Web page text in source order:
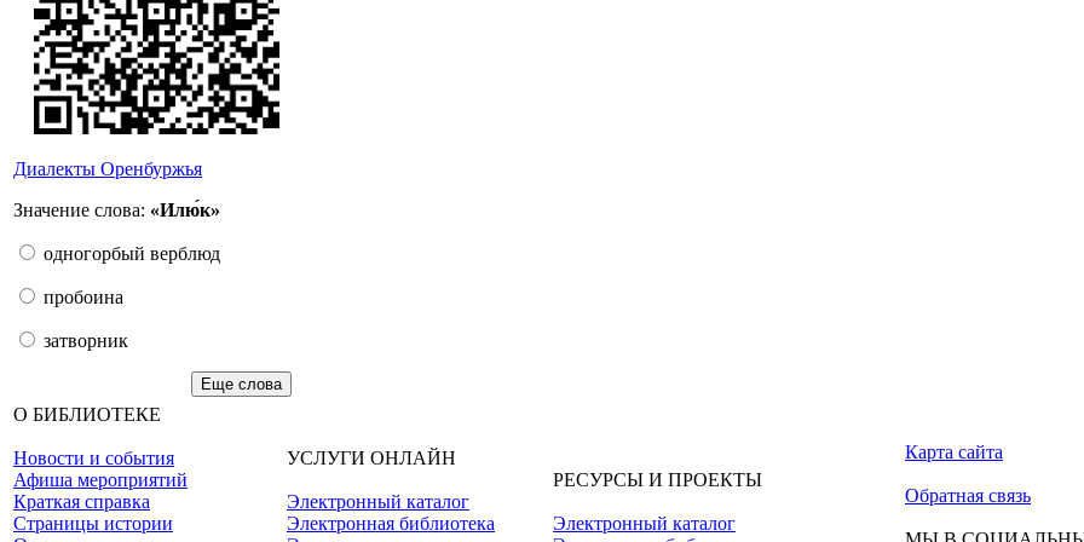
Диалекты Оренбуржья
Значение слова: «Илю́к»
одногорбый верблюд
пробоина
затворник
Еще слова
О БИБЛИОТЕКЕ
Новости и события
Афиша мероприятий
Краткая справка
Страницы истории
УСЛУГИ ОНЛАЙН
Электронный каталог
Электронная библиотека
РЕСУРСЫ И ПРОЕКТЫ
Электронный каталог
Карта сайта
Обратная связь